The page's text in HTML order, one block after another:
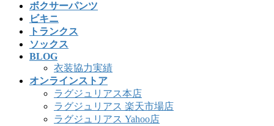
ボクサーパンツ
ビキニ
トランクス
ソックス
BLOG
衣装協力実績
オンラインストア
ラグジュリアス本店
ラグジュリアス 楽天市場店
ラグジュリアス Yahoo店